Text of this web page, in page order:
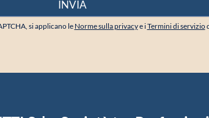
si applicano le Norme sulla privacye iTermini di servizio